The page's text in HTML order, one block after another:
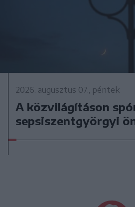
2026. augusztus 07., péntek
A közvilágításon
sepsiszentgyörgyi